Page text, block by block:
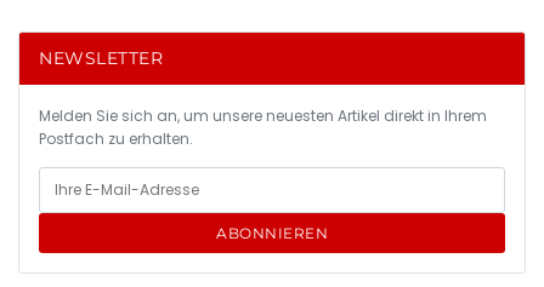
NEWSLETTER
Melden Sie sich an, um unsere neuesten Artikel direkt in Ihrem
Postfach zu erhalten.
ABONNIEREN